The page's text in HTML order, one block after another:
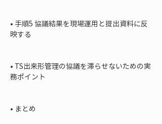
• 手順5 協議結果を現場運用と提出資料に反
映する
• TS出来形管理の協議を滞らせないための実
務ポイント
• まとめ